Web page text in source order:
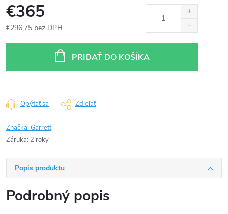
€365
€296,75 bez DPH
PRIDAŤ DO KOŠÍKA
Opýtať sa Zdieľať
Značka:Garrett
Záruka: 2 roky
Popis produktu
Podrobný popis